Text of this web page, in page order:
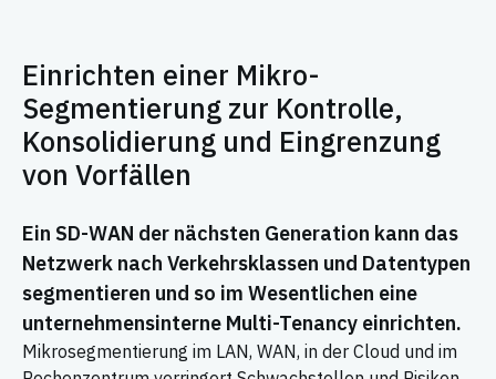
Einrichten einer Mikro-
Segmentierung zur Kontrolle,
Konsolidierung und Eingrenzung
von Vorfällen
Ein SD-WAN der nächsten Generation kann das
Netzwerk nach Verkehrsklassen und Datentypen
segmentieren und so im Wesentlichen eine
unternehmensinterne Multi-Tenancy einrichten.
Mikrosegmentierung im LAN, WAN, in der Cloud und im